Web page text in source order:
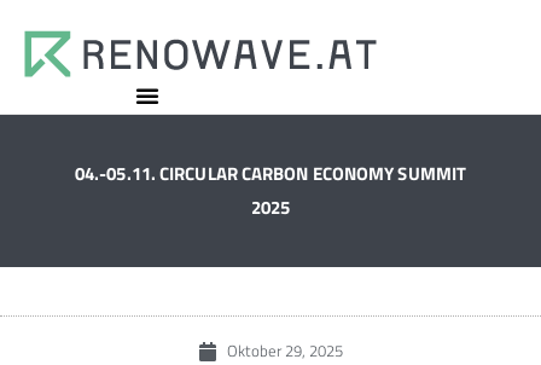
04.-05.11. CIRCULAR CARBON ECONOMY SUMMIT
2025
Oktober 29, 2025